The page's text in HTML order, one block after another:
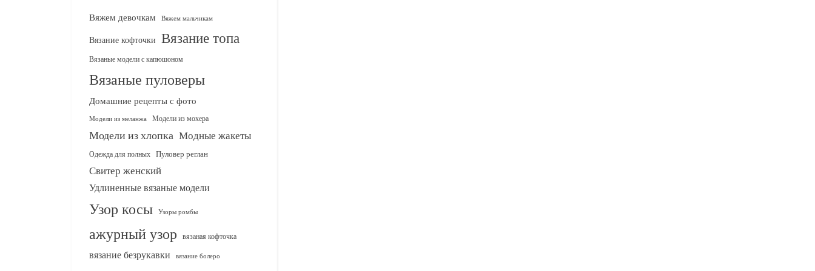
Вяжем девочкам Вяжем мальчикам
Вязание кофточки Вязание топа
Вязаные модели с капюшоном
Вязаные пуловеры
Домашние рецепты с фото
Модели из меланжа Модели из мохера
Модели из хлопка Модные жакеты
Одежда для полных Пуловер реглан
Свитер женский
Удлиненные вязаные модели
Узор косы Узоры ромбы
ажурный узор вязаная кофточка
вязание безрукавки вязание болеро